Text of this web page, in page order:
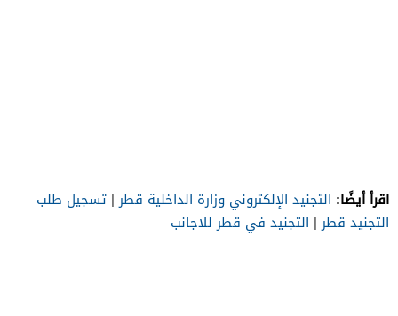
اقرأ أيضًا: التجنيد الإلكتروني وزارة الداخلية قطر| تسجيل طلب
التجنيد قطر| التجنيد في قطر للاجانب